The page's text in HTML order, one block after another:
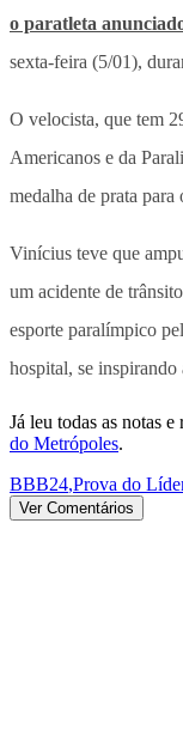
o paratleta
sexta-feira (5/01),
O velocista, que tem
Americanos e da
medalha de prata para
Vinícius teve que
um acidente de
esporte paralímpico
hospital, se inspirando
Já leu todas as notas
do Metrópoles.
BBB24,Prova do
Ver Comentários